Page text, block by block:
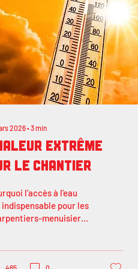
2026∙3min
extrême
le chantier
l’accès à l’eau
pour les
menuisiers